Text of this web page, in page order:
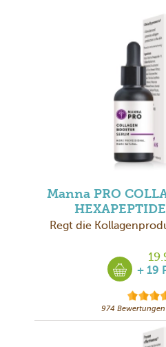
Manna PRO
Regt die
+ 19
974